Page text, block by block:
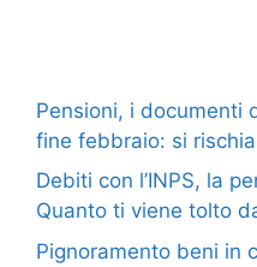
Pensioni, i documenti
fine febbraio: si rischia
Debiti con l’INPS, la
Quanto ti viene tolto
Pignoramento beni in